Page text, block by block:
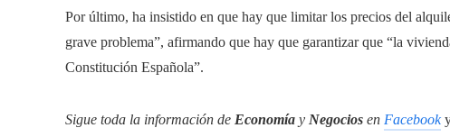
Por último, ha insistido en que hay que limitar los precios del
grave problema”, afirmando que hay que garantizar que “la
Constitución Española”.
Sigue toda la información de Economía y Negocios en Facebook